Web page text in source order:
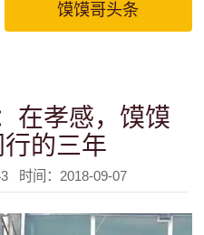
馍馍哥头条
在孝感，馍馍
的三年
时间：2018-09-07